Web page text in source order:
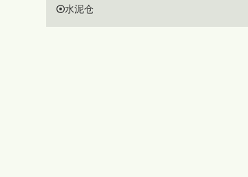
水泥仓